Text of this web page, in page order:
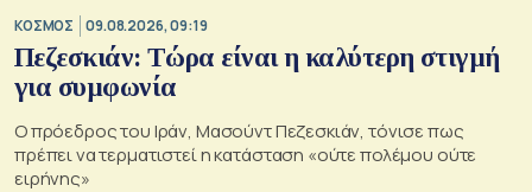
ΚΟΣΜΟΣ 09.08.2026, 09:19
Πεζεσκιάν: Τώρα είναι η καλύτερη στιγμή
για συμφωνία
Ο πρόεδρος του Ιράν, Μασούντ Πεζεσκιάν, τόνισε πως
πρέπει να τερματιστεί η κατάσταση «ούτε πολέμου ούτε
ειρήνης»